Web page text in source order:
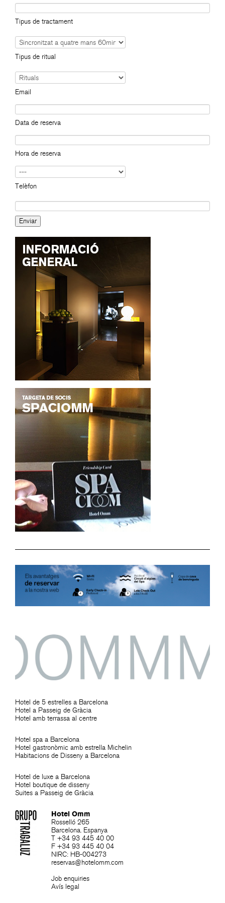
Tipus de tractament
Tipus de ritual
Email
Data de reserva
Hora de reserva
Telèfon
Hotel de 5 estrelles a Barcelona
Hotel a Passeig de Gràcia
Hotel amb terrassa al centre
Hotel spa a Barcelona
Hotel gastronòmic amb estrella Michelin
Habitacions de Disseny a Barcelona
Hotel de luxe a Barcelona
Hotel boutique de disseny
Suites a Passeig de Gràcia
Hotel Omm
Rosselló 265
Barcelona. Espanya
T +34 93 445 40 00
F +34 93 445 40 04
NIRC: HB-004273
reservas@hotelomm.com
Job enquiries
Avís legal